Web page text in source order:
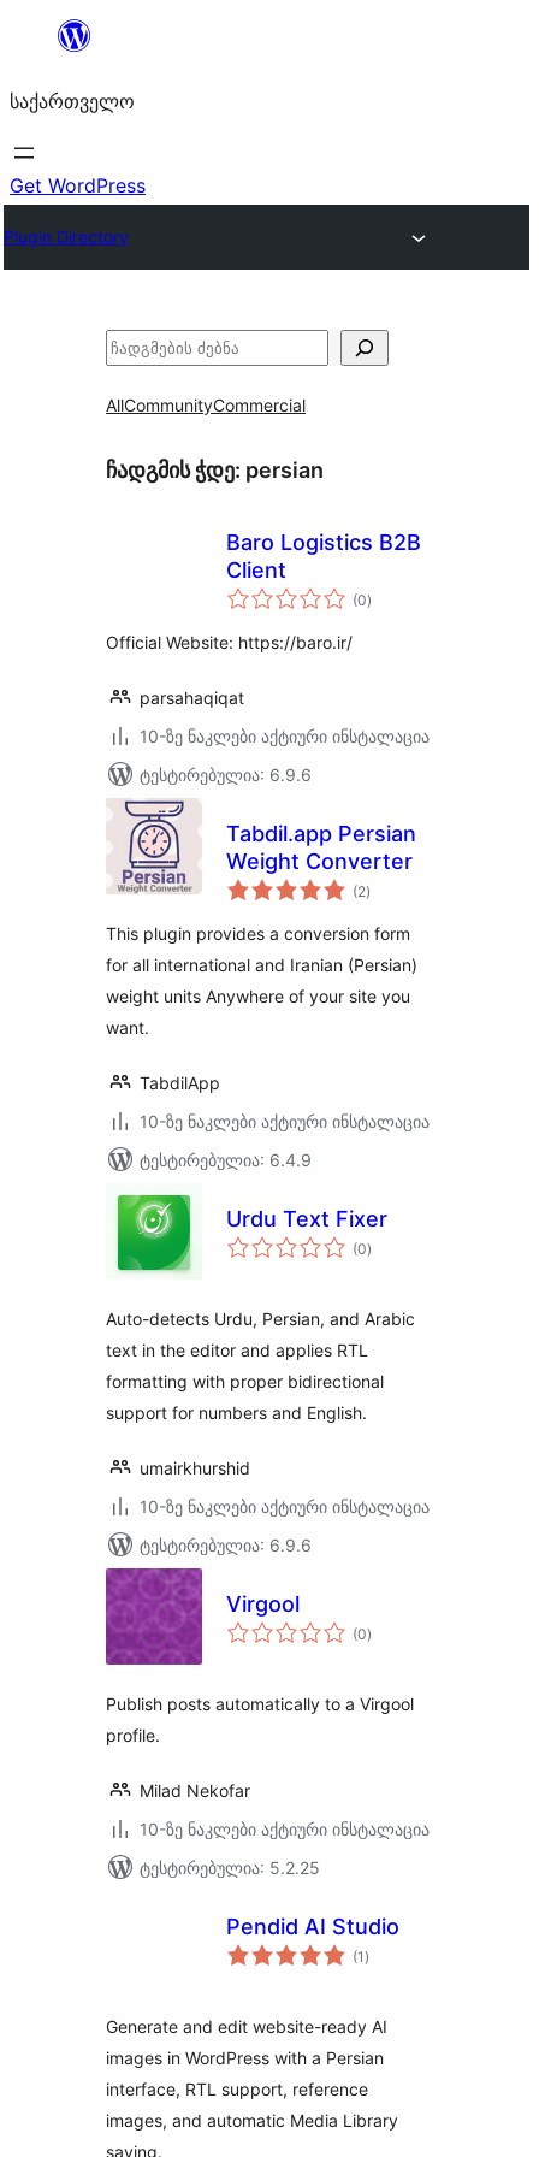
შიგთავსზე
საქართველო
Get WordPress
Plugin Directory
ძებნა
AllCommunityCommercial
ჩადგმის ჭდე: persian
Baro Logistics B2B
Client
(0საერთო
რეიტინგი
)
Official Website: https://baro.ir/
parsahaqiqat
10-ზე ნაკლები აქტიური ინსტალაცია
ტესტირებულია: 6.9.6
Tabdil.app Persian
Weight Converter
(2საერთო
რეიტინგი
)
This plugin provides a conversion form
for all international and Iranian (Persian)
weight units Anywhere of your site you
want.
TabdilApp
10-ზე ნაკლები აქტიური ინსტალაცია
ტესტირებულია: 6.4.9
Urdu Text Fixer
(0საერთო
რეიტინგი
)
Auto-detects Urdu, Persian, and Arabic
text in the editor and applies RTL
formatting with proper bidirectional
support for numbers and English.
umairkhurshid
10-ზე ნაკლები აქტიური ინსტალაცია
ტესტირებულია: 6.9.6
Virgool
(0საერთო
რეიტინგი
)
Publish posts automatically to a Virgool
profile.
Milad Nekofar
10-ზე ნაკლები აქტიური ინსტალაცია
ტესტირებულია: 5.2.25
Pendid AI Studio
(1 საერთო
რეიტინგი
)
Generate and edit website-ready AI
images in WordPress with a Persian
interface, RTL support, reference
images, and automatic Media Library
saving.